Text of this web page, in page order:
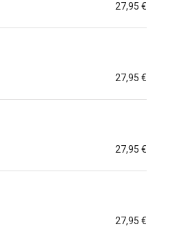
27,95 €
27,95 €
27,95 €
27,95 €